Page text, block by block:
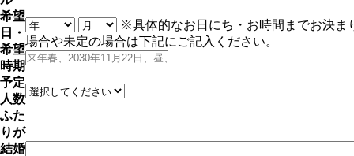
希望
日・
希望
時期
※具体的なお日にち・お時間までお決ま
場合や未定の場合は下記にご記入ください。
予定
人数
ふた
りが
結婚